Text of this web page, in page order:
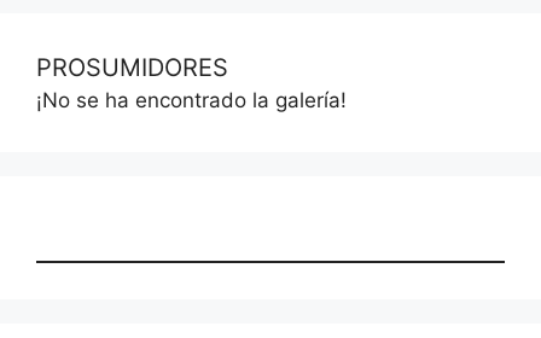
PROSUMIDORES
¡No se ha encontrado la galería!